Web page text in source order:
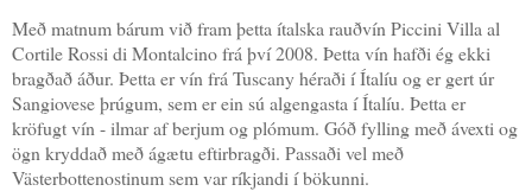
Með matnum bárum við fram þetta ítalska rauðvín Piccini Villa al
Cortile Rossi di Montalcino frá því 2008. Þetta vín hafði ég ekki
bragðað áður. Þetta er vín frá Tuscany héraði í Ítalíu og er gert úr
Sangiovese þrúgum, sem er ein sú algengasta í Ítalíu. Þetta er
kröfugt vín - ilmar af berjum og plómum. Góð fylling með ávexti og
ögn kryddað með ágætu eftirbragði. Passaði vel með
Västerbottenostinum sem var ríkjandi í bökunni.